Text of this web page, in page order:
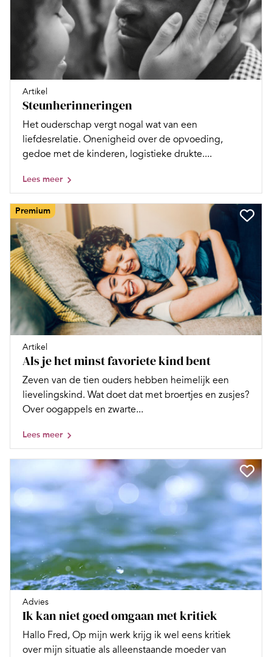
Artikel
Steunherinneringen
Het ouderschap vergt nogal wat van een
liefdesrelatie. Onenigheid over de opvoeding,
gedoe met de kinderen, logistieke drukte....
Lees meer
Premium
Artikel
Als je het minst favoriete kind bent
Zeven van de tien ouders hebben heimelijk een
lievelingskind. Wat doet dat met broertjes en zusjes?
Over oogappels en zwarte...
Lees meer
Advies
Ik kan niet goed omgaan met kritiek
Hallo Fred, Op mijn werk krijg ik wel eens kritiek
over mijn situatie als alleenstaande moeder van